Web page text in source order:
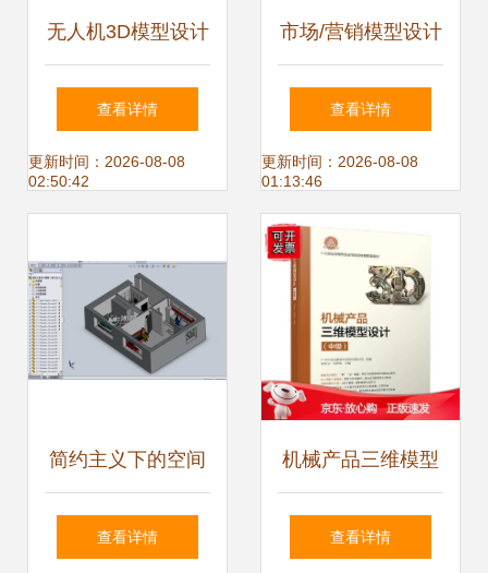
无人机3D模型设计
图下载 开启电子产
品设计新篇章
查看详情
更新时间：2026-08-08
02:50:42
市场/营销模型设计
理论框架与实战应
用
查看详情
更新时间：2026-08-08
01:13:46
简约主义下的空间
重塑 我的公寓室内
查看详情
机械产品三维模型
设计（中级）的实
查看详情